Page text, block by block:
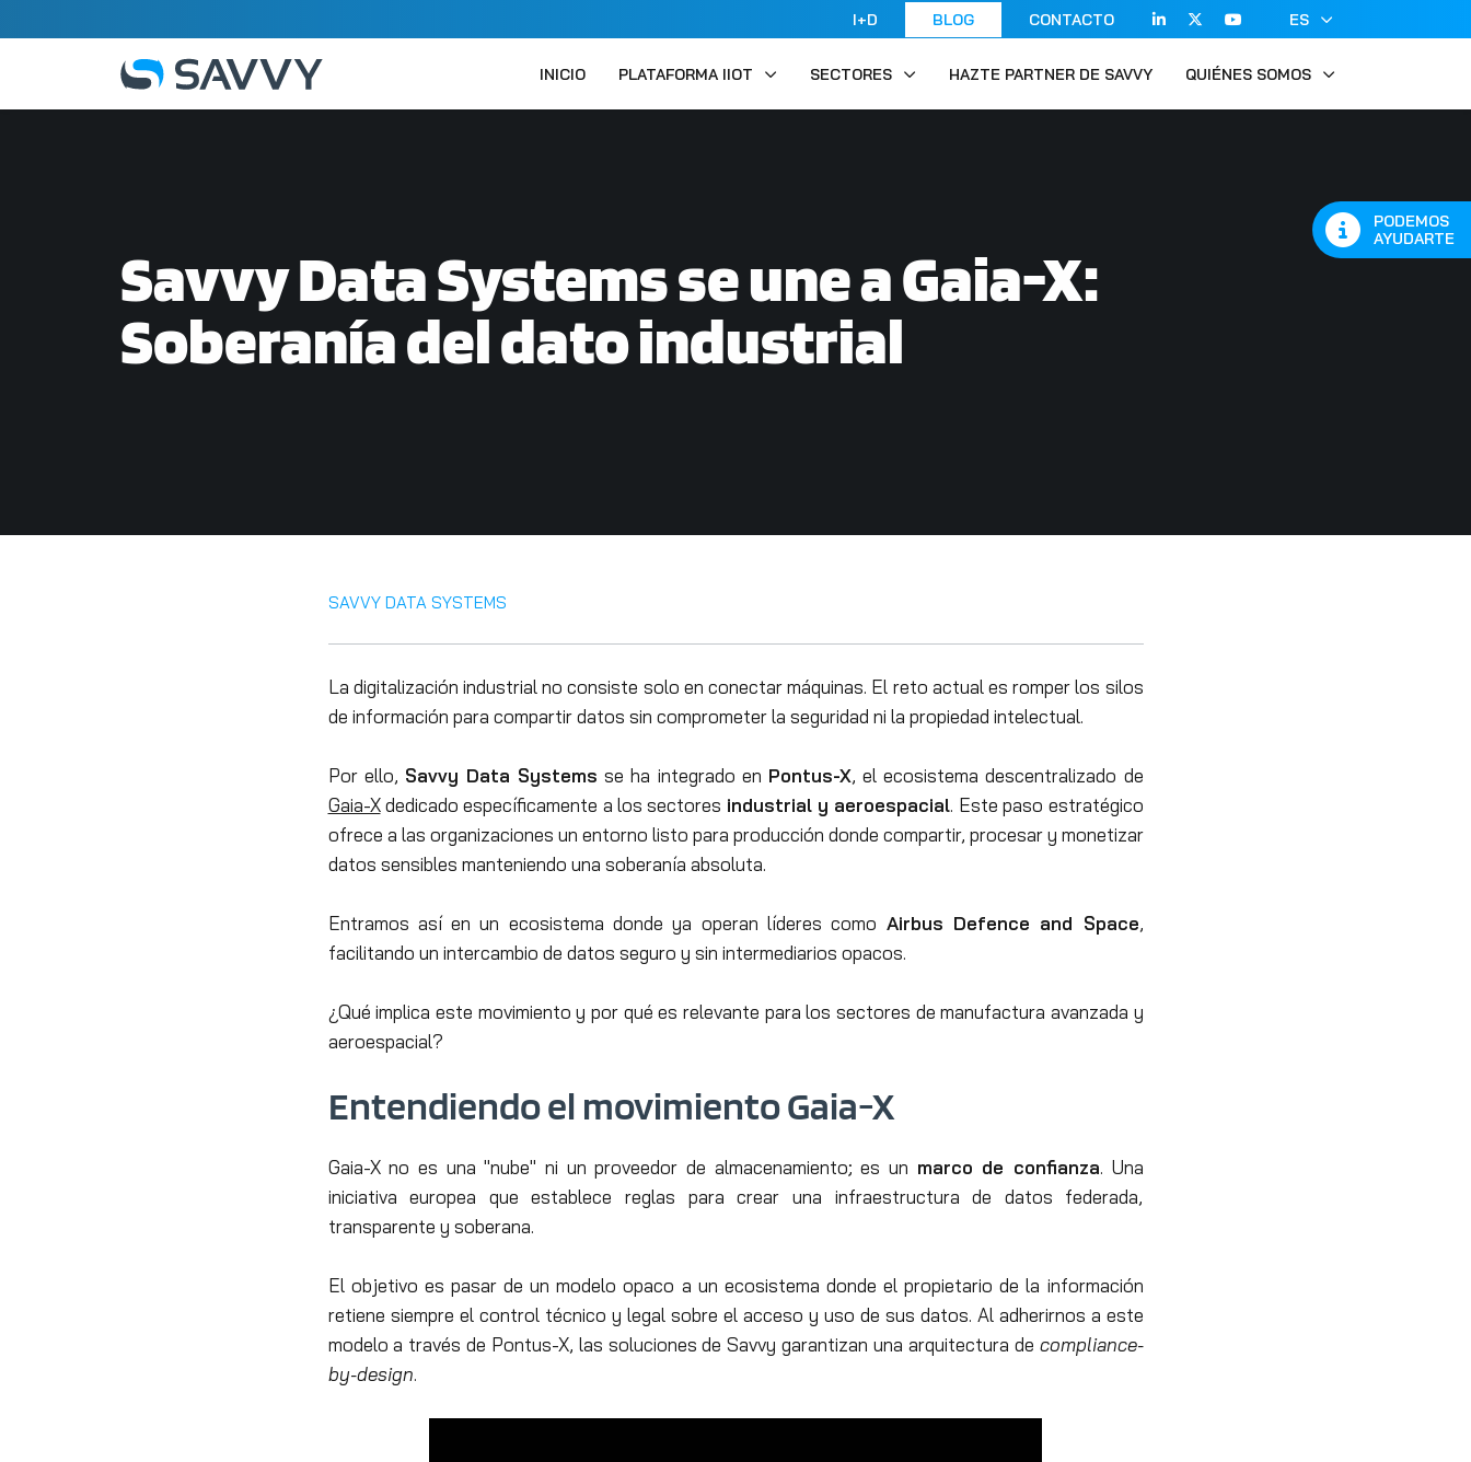
I+D BLOG CONTACTO ES
INICIO PLATAFORMA IIOT SECTORES HAZTE PARTNER DE SAVVY QUIÉNES SOMOS
PODEMOS
AYUDARTE
Savvy Data Systems se une a Gaia-X:
Soberanía del dato industrial
SAVVY DATA SYSTEMS
La digitalización industrial no consiste solo en conectar máquinas. El reto actual es romper los silos
de información para compartir datos sin comprometer la seguridad ni la propiedad intelectual.
Por ello, Savvy Data Systems se ha integrado en Pontus-X, el ecosistema descentralizado de
Gaia-Xdedicado específicamente a los sectores industrial y aeroespacial. Este paso estratégico
ofrece a las organizaciones un entorno listo para producción donde compartir, procesar y monetizar
datos sensibles manteniendo una soberanía absoluta.
Entramos así en un ecosistema donde ya operan líderes como Airbus Defence and Space,
facilitando un intercambio de datos seguro y sin intermediarios opacos.
¿Qué implica este movimiento y por qué es relevante para los sectores de manufactura avanzada y
aeroespacial?
Entendiendo el movimiento Gaia-X
Gaia-X no es una "nube" ni un proveedor de almacenamiento; es un marco de confianza. Una
iniciativa europea que establece reglas para crear una infraestructura de datos federada,
transparente y soberana.
El objetivo es pasar de un modelo opaco a un ecosistema donde el propietario de la información
retiene siempre el control técnico y legal sobre el acceso y uso de sus datos. Al adherirnos a este
modelo a través de Pontus-X, las soluciones de Savvy garantizan una arquitectura de compliance-
by-design.